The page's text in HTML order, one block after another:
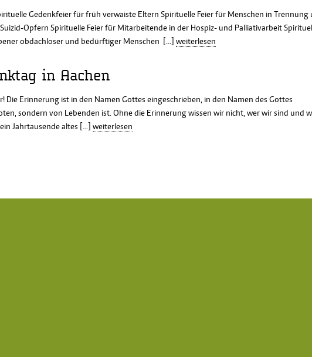
Gedenkfeier für früh verwaiste Eltern Spirituelle Feier für Menschen in Trennung
Opfern Spirituelle Feier für Mitarbeitende in der Hospiz- und Palliativarbeit
obdachloser und bedürftiger Menschen [...] weiterlesen
in Aachen
Die Erinnerung ist in den Namen Gottes eingeschrieben, in den Namen des Gottes
sondern von Lebenden ist. Ohne die Erinnerung wissen wir nicht, wer wir sind und
Jahrtausende altes [...] weiterlesen